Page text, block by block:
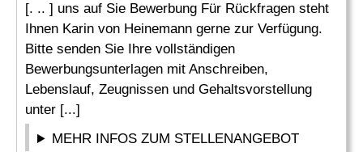
[. .. ] uns auf Sie Bewerbung Für Rückfragen steht
Ihnen Karin von Heinemann gerne zur Verfügung.
Bitte senden Sie Ihre vollständigen
Bewerbungsunterlagen mit Anschreiben,
Lebenslauf, Zeugnissen und Gehaltsvorstellung
unter [...]
MEHR INFOS ZUM STELLENANGEBOT